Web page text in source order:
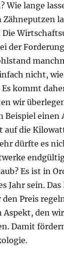
Wie lange
Zähneputzen
Die
der
nicht,
kommt
wir
Beispiel einen
auf die
dürfte es
Es ist in
Jahr sein. Das
Preis
Aspekt, den
Damit